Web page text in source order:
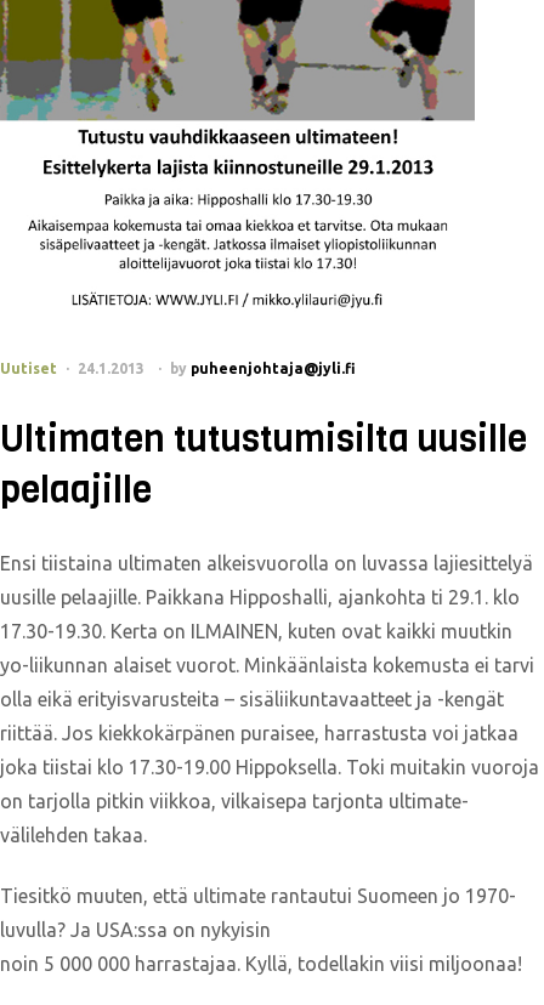
Uutiset 24.1.2013 by puheenjohtaja@jyli.fi
Ultimaten tutustumisilta uusille
pelaajille
Ensi tiistaina ultimaten alkeisvuorolla on luvassa lajiesittelyä
uusille pelaajille. Paikkana Hipposhalli, ajankohta ti 29.1. klo
17.30-19.30. Kerta on ILMAINEN, kuten ovat kaikki muutkin
yo-liikunnan alaiset vuorot. Minkäänlaista kokemusta ei tarvi
olla eikä erityisvarusteita – sisäliikuntavaatteet ja -kengät
riittää. Jos kiekkokärpänen puraisee, harrastusta voi jatkaa
joka tiistai klo 17.30-19.00 Hippoksella. Toki muitakin vuoroja
on tarjolla pitkin viikkoa, vilkaisepa tarjonta ultimate-
välilehden takaa.
Tiesitkö muuten, että ultimate rantautui Suomeen jo 1970-
luvulla? Ja USA:ssa on nykyisin
noin 5 000 000 harrastajaa. Kyllä, todellakin viisi miljoonaa!